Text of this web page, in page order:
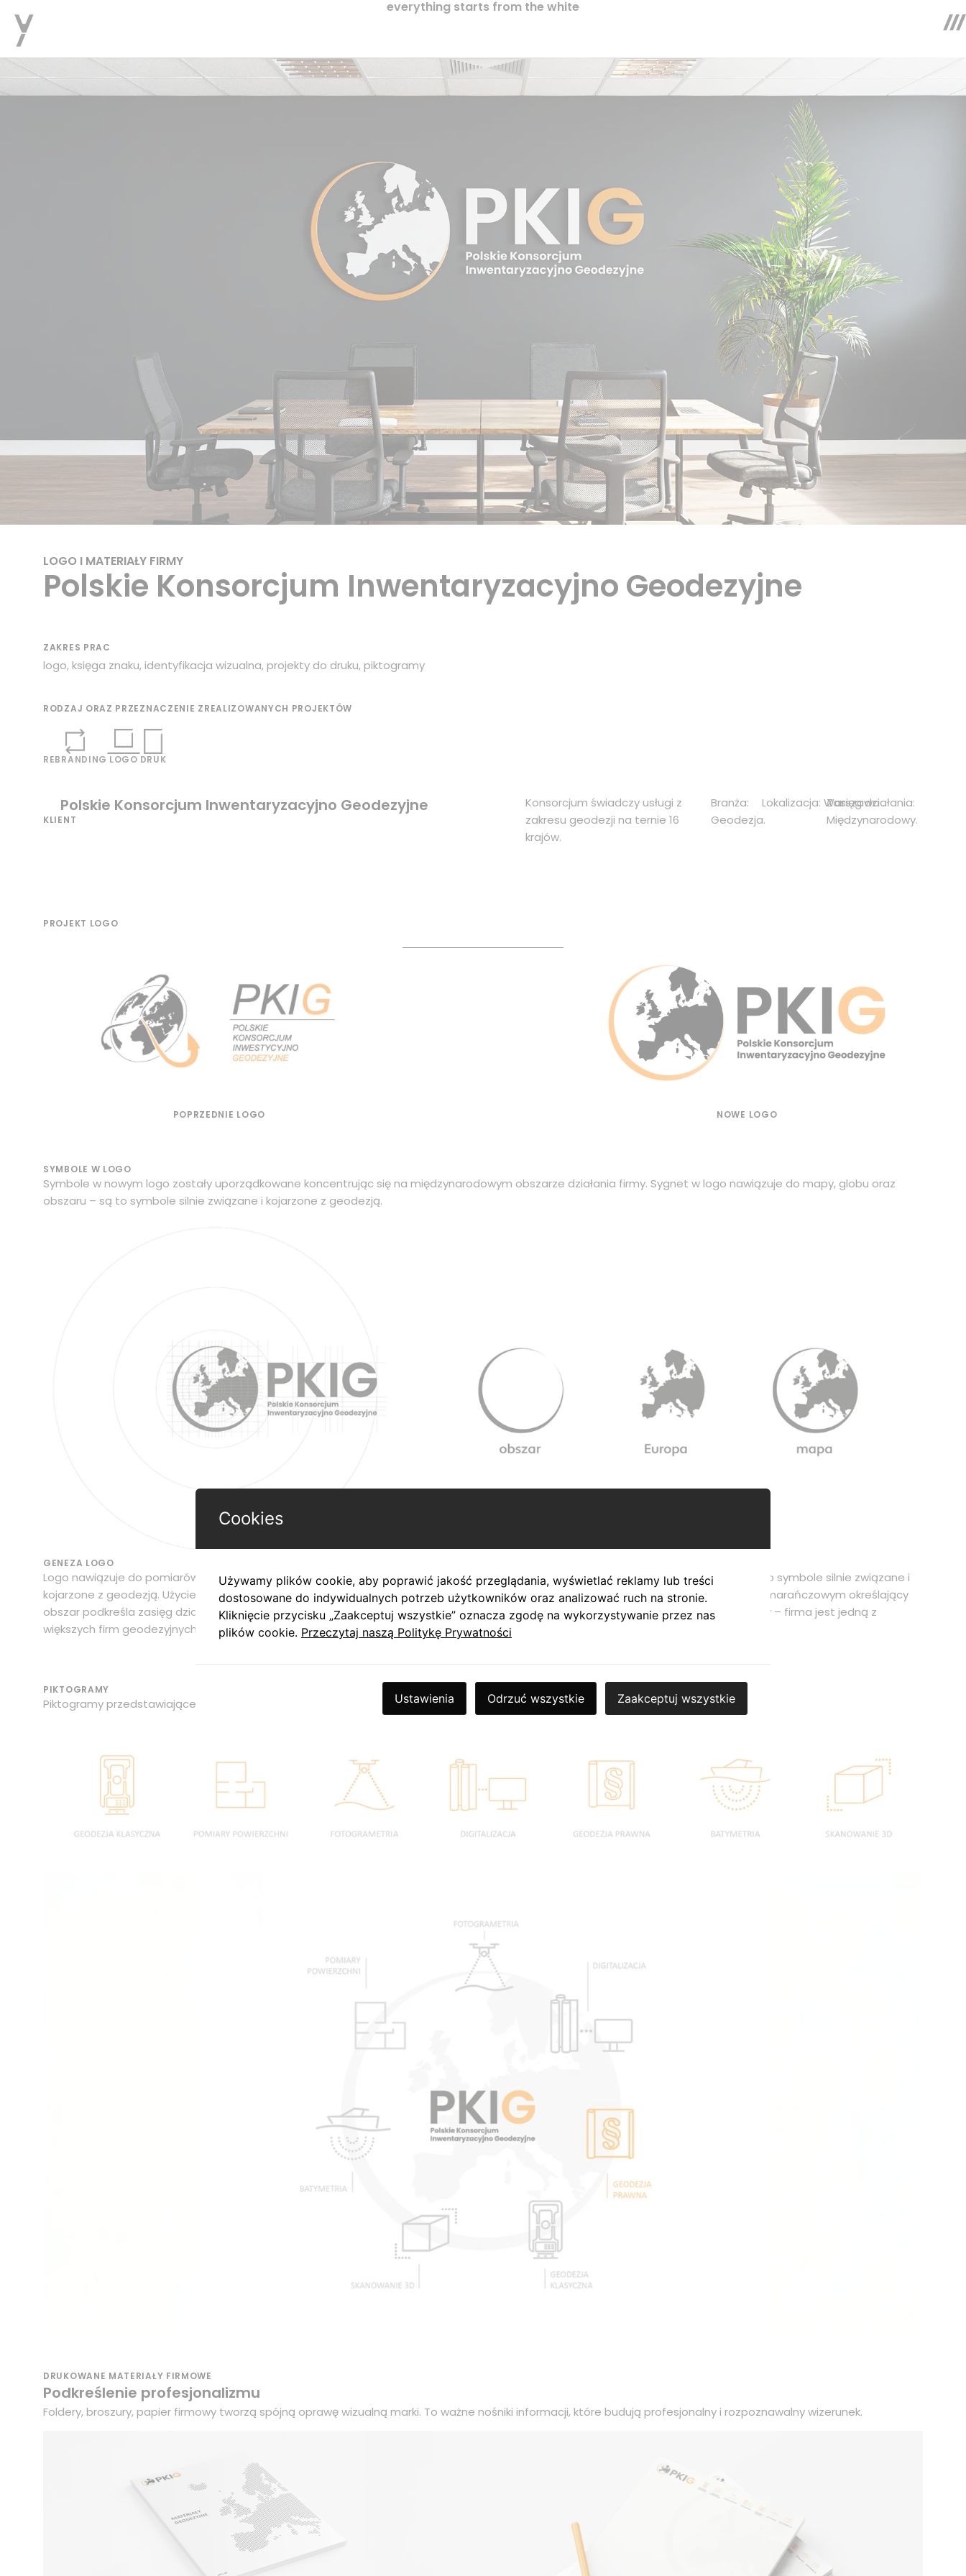
everything starts from the white
LOGO I MATERIAŁY FIRMY
Polskie Konsorcjum Inwentaryzacyjno Geodezyjne
ZAKRES PRAC
logo, księga znaku, identyfikacja wizualna, projekty do druku, piktogramy
RODZAJ ORAZ PRZEZNACZENIE ZREALIZOWANYCH PROJEKTÓW
REBRANDING LOGO DRUK
KLIENT
Polskie Konsorcjum Inwentaryzacyjno Geodezyjne
Konsorcjum świadczy usługi z
zakresu geodezji na ternie 16
krajów.
Branża:
Geodezja.
Lokalizacja: Warszawa.
Zasięg działania:
Międzynarodowy.
PROJEKT LOGO
POPRZEDNIE LOGO NOWE LOGO
SYMBOLE W LOGO
Symbole w nowym logo zostały uporządkowane koncentrując się na międzynarodowym obszarze działania firmy. Sygnet w logo nawiązuje do mapy, globu oraz
obszaru – są to symbole silnie związane i kojarzone z geodezją.
GENEZA LOGO
Logo nawiązuje do pomiarów realizowanych przez firmę na terenie Europy. Sygnet w logo nawiązuje do mapy, globu oraz obszaru – są to symbole silnie związane i
kojarzone z geodezją. Użycie globu z przybliżeniem mapy na Europę wskazuje na region działania firmy. Dynamiczny kształt w kolorze pomarańczowym określający
obszar podkreśla zasięg działania i wskazuje na dużą skalę świadczonych usług. W ten sposób logo mówi również o wielkości samej firmy – firma jest jedną z
większych firm geodezyjnych w Polsce obsługujących 16 krajów.
PIKTOGRAMY
Piktogramy przedstawiające główne usługi.
DRUKOWANE MATERIAŁY FIRMOWE
Podkreślenie profesjonalizmu
Foldery, broszury, papier firmowy tworzą spójną oprawę wizualną marki. To ważne nośniki informacji, które budują profesjonalny i rozpoznawalny wizerunek.
Cookies
Używamy plików cookie, aby poprawić jakość przeglądania, wyświetlać reklamy lub treści
dostosowane do indywidualnych potrzeb użytkowników oraz analizować ruch na stronie.
Kliknięcie przycisku „Zaakceptuj wszystkie” oznacza zgodę na wykorzystywanie przez nas
plików cookie. Przeczytaj naszą Politykę Prywatności
Ustawienia Odrzuć wszystkie Zaakceptuj wszystkie